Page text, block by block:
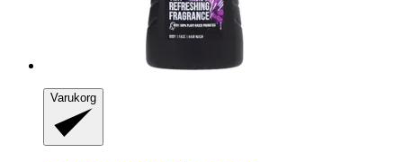
Varukorg